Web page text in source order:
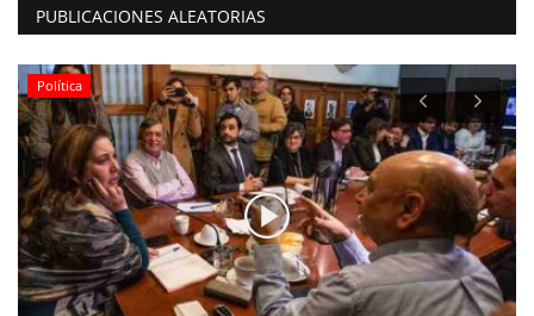
PUBLICACIONES ALEATORIAS
Política